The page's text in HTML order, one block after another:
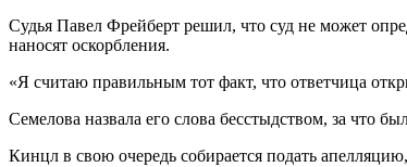
Судья Павел Фрейберт решил, что суд не может
наносят оскорбления.
«Я считаю правильным тот факт, что ответчица
Семелова назвала его слова бесстыдством, за что
Кинцл в свою очередь собирается подать